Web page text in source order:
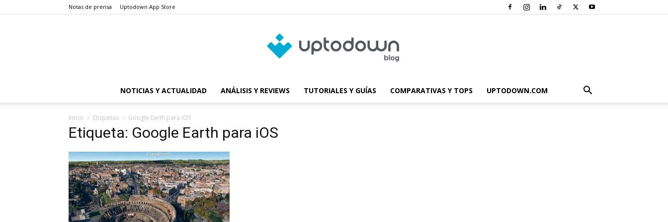
Notas de prensa Uptodown App Store
NOTICIAS Y ACTUALIDAD ANÁLISIS Y REVIEWS TUTORIALES Y GUÍAS COMPARATIVAS Y TOPS UPTODOWN.COM
Inicio Etiquetas Google Earth para iOS
Etiqueta: Google Earth para iOS